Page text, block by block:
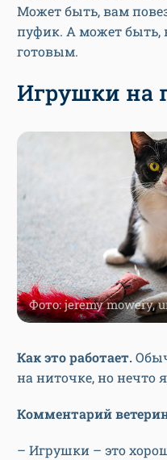
Может быть, вам
пуфик. А может быть,
готовым.
Игрушки на
Фото: jeremy mowery,
Как это работает.
на ниточке, но нечто
Комментарий
– Игрушки – это